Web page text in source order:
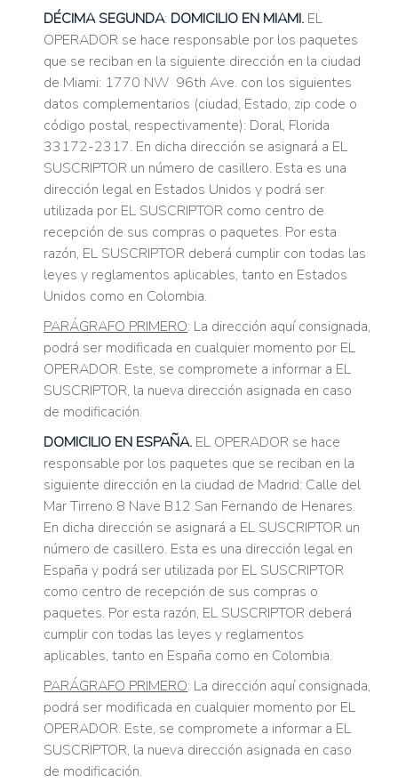
DÉCIMA SEGUNDA: DOMICILIO EN MIAMI. EL
OPERADOR se hace responsable por los paquetes
que se reciban en la siguiente dirección en la ciudad
de Miami: 1770 NW 96th Ave. con los siguientes
datos complementarios (ciudad, Estado, zip code o
código postal, respectivamente): Doral, Florida
33172-2317. En dicha dirección se asignará a EL
SUSCRIPTOR un número de casillero. Esta es una
dirección legal en Estados Unidos y podrá ser
utilizada por EL SUSCRIPTOR como centro de
recepción de sus compras o paquetes. Por esta
razón, EL SUSCRIPTOR deberá cumplir con todas las
leyes y reglamentos aplicables, tanto en Estados
Unidos como en Colombia.
PARÁGRAFO PRIMERO: La dirección aquí consignada,
podrá ser modificada en cualquier momento por EL
OPERADOR. Este, se compromete a informar a EL
SUSCRIPTOR, la nueva dirección asignada en caso
de modificación.
DOMICILIO EN ESPAÑA. EL OPERADOR se hace
responsable por los paquetes que se reciban en la
siguiente dirección en la ciudad de Madrid: Calle del
Mar Tirreno 8 Nave B12 San Fernando de Henares.
En dicha dirección se asignará a EL SUSCRIPTOR un
número de casillero. Esta es una dirección legal en
España y podrá ser utilizada por EL SUSCRIPTOR
como centro de recepción de sus compras o
paquetes. Por esta razón, EL SUSCRIPTOR deberá
cumplir con todas las leyes y reglamentos
aplicables, tanto en España como en Colombia.
PARÁGRAFO PRIMERO: La dirección aquí consignada,
podrá ser modificada en cualquier momento por EL
OPERADOR. Este, se compromete a informar a EL
SUSCRIPTOR, la nueva dirección asignada en caso
de modificación.